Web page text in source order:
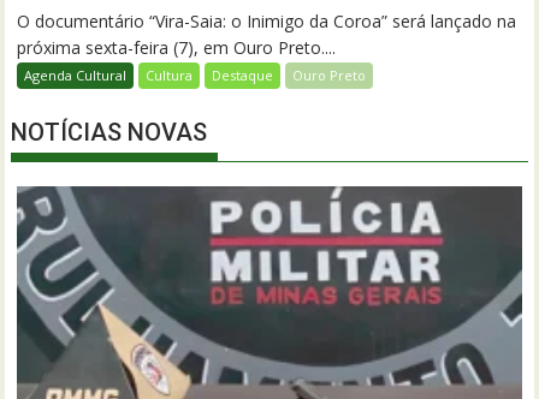
O documentário “Vira-Saia: o Inimigo da Coroa” será lançado na
próxima sexta-feira (7), em Ouro Preto....
Agenda Cultural Cultura Destaque Ouro Preto
NOTÍCIAS NOVAS